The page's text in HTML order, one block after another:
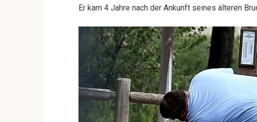
Er kam 4 Jahre nach der Ankunft seines älteren